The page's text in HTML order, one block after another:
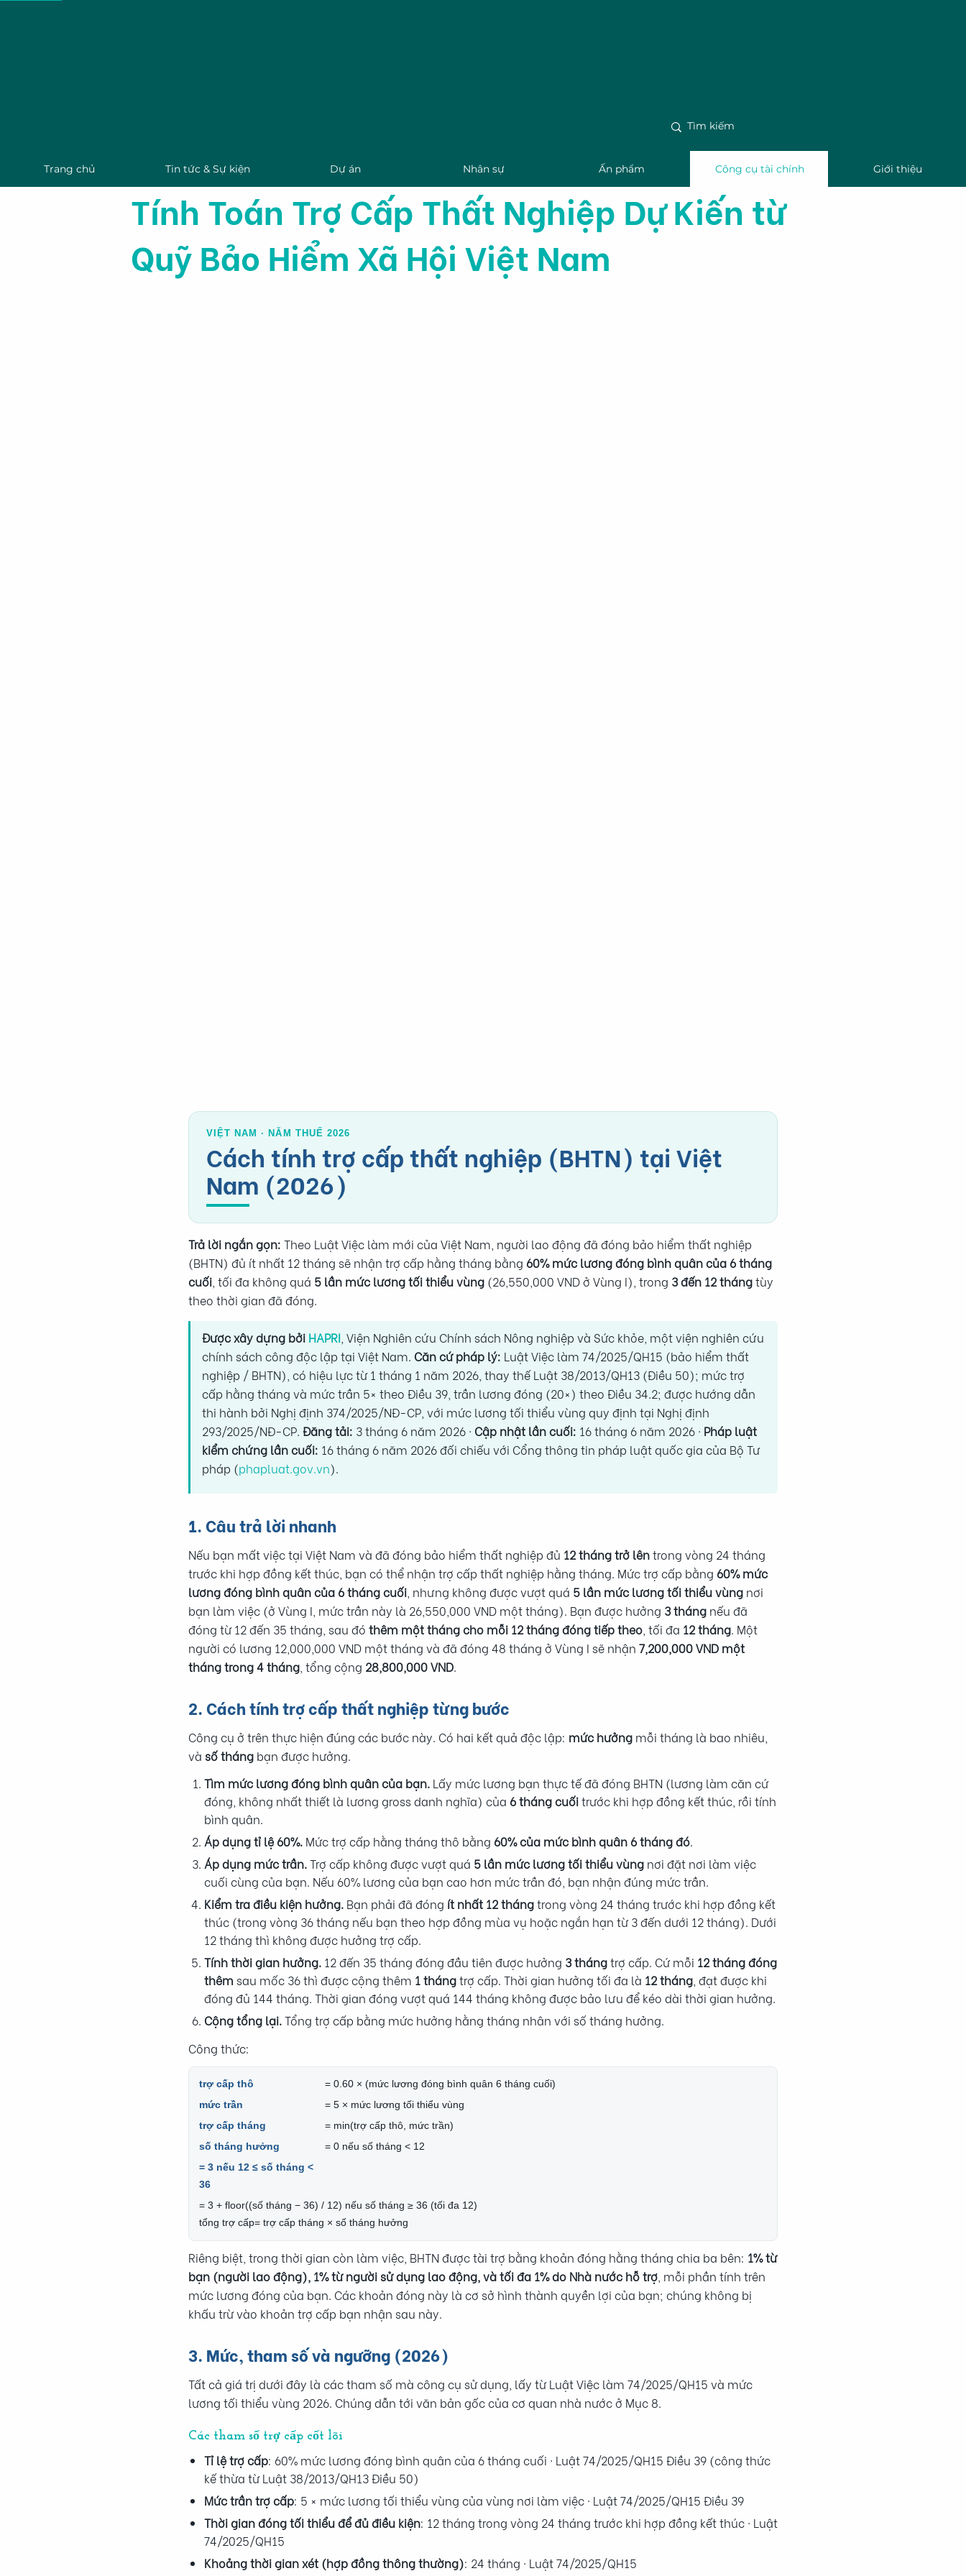
Trang chủ Tin tức & Sự kiện Dự án Nhân sự Ấn phẩm Công cụ tài chính Giới thiệu
Tính Toán Trợ Cấp Thất Nghiệp Dự Kiến từ
Quỹ Bảo Hiểm Xã Hội Việt Nam
VIỆT NAM · NĂM THUẾ 2026
Cách tính trợ cấp thất nghiệp (BHTN) tại Việt
Nam (2026)
Trả lời ngắn gọn: Theo Luật Việc làm mới của Việt Nam, người lao động đã đóng bảo hiểm thất nghiệp
(BHTN) đủ ít nhất 12 tháng sẽ nhận trợ cấp hằng tháng bằng 60% mức lương đóng bình quân của 6 tháng
cuối , tối đa không quá 5 lần mức lương tối thiểu vùng (26,550,000 VND ở Vùng I), trong 3 đến 12 thángtùy
theo thời gian đã đóng.
Được xây dựng bởi HAPRI , Viện Nghiên cứu Chính sách Nông nghiệp và Sức khỏe, một viện nghiên cứu
chính sách công độc lập tại Việt Nam. Căn cứ pháp lý: Luật Việc làm 74/2025/QH15 (bảo hiểm thất
nghiệp / BHTN), có hiệu lực từ 1 tháng 1 năm 2026, thay thế Luật 38/2013/QH13 (Điều 50); mức trợ
cấp hằng tháng và mức trần 5× theo Điều 39, trần lương đóng (20×) theo Điều 34.2; được hướng dẫn
thi hành bởi Nghị định 374/2025/NĐ-CP, với mức lương tối thiểu vùng quy định tại Nghị định
293/2025/NĐ-CP. Đăng tải: 3 tháng 6 năm 2026 · Cập nhật lần cuối: 16 tháng 6 năm 2026 · Pháp luật
kiểm chứng lần cuối: 16 tháng 6 năm 2026 đối chiếu với Cổng thông tin pháp luật quốc gia của Bộ Tư
pháp (phapluat.gov.vn).
1. Câu trả lời nhanh
Nếu bạn mất việc tại Việt Nam và đã đóng bảo hiểm thất nghiệp đủ 12 tháng trở lêntrong vòng 24 tháng
trước khi hợp đồng kết thúc, bạn có thể nhận trợ cấp thất nghiệp hằng tháng. Mức trợ cấp bằng 60% mức
lương đóng bình quân của 6 tháng cuối , nhưng không được vượt quá 5 lần mức lương tối thiểu vùng nơi
bạn làm việc (ở Vùng I, mức trần này là 26,550,000 VND một tháng). Bạn được hưởng 3 tháng nếu đã
đóng từ 12 đến 35 tháng, sau đó thêm một tháng cho mỗi 12 tháng đóng tiếp theo , tối đa 12 tháng. Một
người có lương 12,000,000 VND một tháng và đã đóng 48 tháng ở Vùng I sẽ nhận 7,200,000 VND một
tháng trong 4 tháng , tổng cộng 28,800,000 VND.
2. Cách tính trợ cấp thất nghiệp từng bước
Công cụ ở trên thực hiện đúng các bước này. Có hai kết quả độc lập: mức hưởng mỗi tháng là bao nhiêu,
và số tháng bạn được hưởng.
Tìm mức lương đóng bình quân của bạn. Lấy mức lương bạn thực tế đã đóng BHTN (lương làm căn cứ
đóng, không nhất thiết là lương gross danh nghĩa) của 6 tháng cuốitrước khi hợp đồng kết thúc, rồi tính
bình quân.
Áp dụng tỉ lệ 60%. Mức trợ cấp hằng tháng thô bằng 60% của mức bình quân 6 tháng đó.
Áp dụng mức trần.Trợ cấp không được vượt quá 5 lần mức lương tối thiểu vùng nơi đặt nơi làm việc
cuối cùng của bạn. Nếu 60% lương của bạn cao hơn mức trần đó, bạn nhận đúng mức trần.
Kiểm tra điều kiện hưởng. Bạn phải đã đóng ít nhất 12 thángtrong vòng 24 tháng trước khi hợp đồng kết
thúc (trong vòng 36 tháng nếu bạn theo hợp đồng mùa vụ hoặc ngắn hạn từ 3 đến dưới 12 tháng). Dưới
12 tháng thì không được hưởng trợ cấp.
Tính thời gian hưởng. 12 đến 35 tháng đóng đầu tiên được hưởng 3 thángtrợ cấp. Cứ mỗi 12 tháng đóng
thêm sau mốc 36 thì được cộng thêm 1 thángtrợ cấp. Thời gian hưởng tối đa là 12 tháng , đạt được khi
đóng đủ 144 tháng. Thời gian đóng vượt quá 144 tháng không được bảo lưu để kéo dài thời gian hưởng.
Cộng tổng lại.Tổng trợ cấp bằng mức hưởng hằng tháng nhân với số tháng hưởng.
Công thức:
trợ cấp thô
= 0.60 × (mức lương đóng bình quân 6 tháng cuối)
mức trần
= 5 × mức lương tối thiểu vùng
trợ cấp tháng
= min(trợ cấp thô, mức trần)
số tháng hưởng
= 0 nếu số tháng < 12
= 3 nếu 12 ≤ số tháng <
36
= 3 + floor((số tháng − 36) / 12) nếu số tháng ≥ 36 (tối đa 12)
tổng trợ cấp= trợ cấp tháng × số tháng hưởng
Riêng biệt, trong thời gian còn làm việc, BHTN được tài trợ bằng khoản đóng hằng tháng chia ba bên: 1% từ
bạn (người lao động), 1% từ người sử dụng lao động, và tối đa 1% do Nhà nước hỗ trợ , mỗi phần tính trên
mức lương đóng của bạn. Các khoản đóng này là cơ sở hình thành quyền lợi của bạn; chúng không bị
khấu trừ vào khoản trợ cấp bạn nhận sau này.
3. Mức, tham số và ngưỡng (2026)
Tất cả giá trị dưới đây là các tham số mà công cụ sử dụng, lấy từ Luật Việc làm 74/2025/QH15 và mức
lương tối thiểu vùng 2026. Chúng dẫn tới văn bản gốc của cơ quan nhà nước ở Mục 8.
Các tham số trợ cấp cốt lõi
Tỉ lệ trợ cấp: 60% mức lương đóng bình quân của 6 tháng cuối · Luật 74/2025/QH15 Điều 39 (công thức
kế thừa từ Luật 38/2013/QH13 Điều 50)
Mức trần trợ cấp: 5 × mức lương tối thiểu vùng của vùng nơi làm việc · Luật 74/2025/QH15 Điều 39
Thời gian đóng tối thiểu để đủ điều kiện: 12 tháng trong vòng 24 tháng trước khi hợp đồng kết thúc · Luật
74/2025/QH15
Khoảng thời gian xét (hợp đồng thông thường): 24 tháng · Luật 74/2025/QH15